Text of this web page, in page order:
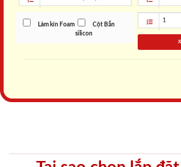
Làm kín Foam
Cột Bắn
silicon